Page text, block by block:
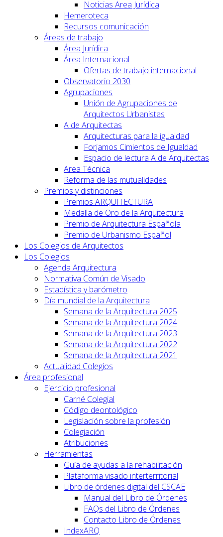
Noticias Area Jurídica
Hemeroteca
Recursos comunicación
Áreas de trabajo
Área Jurídica
Área Internacional
Ofertas de trabajo internacional
Observatorio 2030
Agrupaciones
Unión de Agrupaciones de
Arquitectos Urbanistas
A de Arquitectas
Arquitecturas para la igualdad
Forjamos Cimientos de Igualdad
Espacio de lectura A de Arquitectas
Area Técnica
Reforma de las mutualidades
Premios y distinciones
Premios ARQUITECTURA
Medalla de Oro de la Arquitectura
Premio de Arquitectura Española
Premio de Urbanismo Español
Los Colegios de Arquitectos
Los Colegios
Agenda Arquitectura
Normativa Común de Visado
Estadística y barómetro
Día mundial de la Arquitectura
Semana de la Arquitectura 2025
Semana de la Arquitectura 2024
Semana de la Arquitectura 2023
Semana de la Arquitectura 2022
Semana de la Arquitectura 2021
Actualidad Colegios
Área profesional
Ejercicio profesional
Carné Colegial
Código deontológico
Legislación sobre la profesión
Colegiación
Atribuciones
Herramientas
Guía de ayudas a la rehabilitación
Plataforma visado interterritorial
Libro de órdenes digital del CSCAE
Manual del Libro de Órdenes
FAQs del Libro de Órdenes
Contacto Libro de Órdenes
IndexARQ